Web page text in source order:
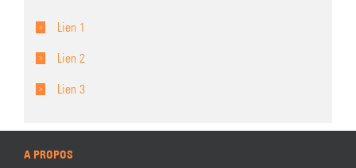
Lien 1
Lien 2
Lien 3
A PROPOS